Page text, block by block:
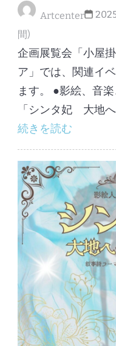
Artcenter
間)
企画展覧会「小屋
ア」では、関連イ
ます。 ●影絵、音
「シンタ妃 大地
続きを読む